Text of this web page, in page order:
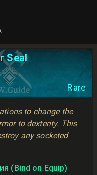
Seal
Rare
to change the
to dexterity. This
any socketed
(Bind on Equip)